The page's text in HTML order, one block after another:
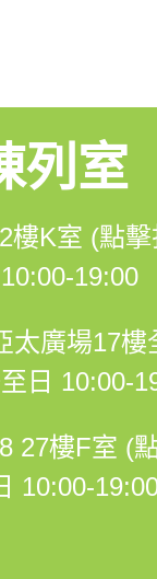
19:00)
日 10:00-19:00)
列室
樓K室 (點
19:00
太廣場17樓
日 10:00-
27樓F室 (
10:00-